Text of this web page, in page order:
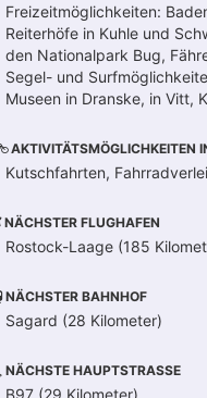
Freizeitmöglichkeiten:
Reiterhöfe in Kuhle und
den Nationalpark Bug,
Segel- und
Museen in Dranske, in Vitt,
AKTIVITÄTSMÖGLICHKEITEN
Kutschfahrten,
NÄCHSTER FLUGHAFEN
Rostock-Laage (185
NÄCHSTER BAHNHOF
Sagard (28 Kilometer)
NÄCHSTE HAUPTSTRASSE
B97 (29 Kilometer)